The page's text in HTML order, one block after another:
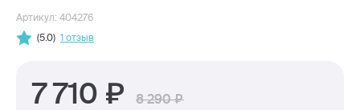
Артикул: 404276
(5.0)
1 отзыв
7 710 8 290